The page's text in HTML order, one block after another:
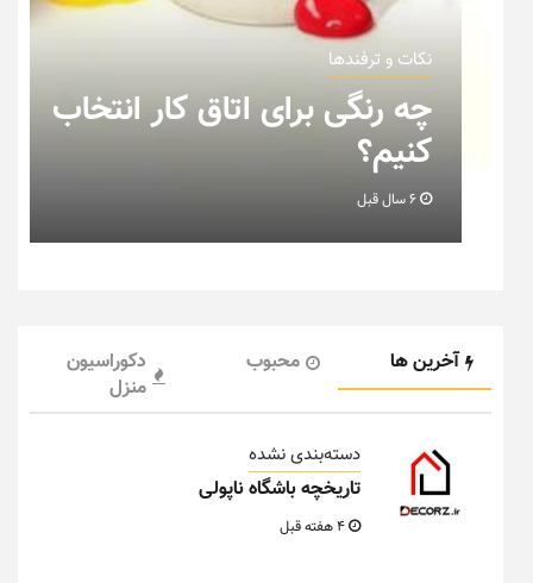
نکات و ترفندها
نکاتی که باید به هنگام چیدمان
خانه عروس بدانیم + تصویر
آخرین ها محبوب
دکوراسیون
منزل
دسته‌بندی نشده
تاریخچه باشگاه ناپولی